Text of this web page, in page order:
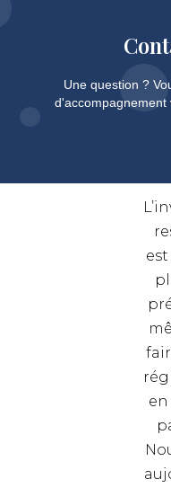
Une question ?
d'accompagnement